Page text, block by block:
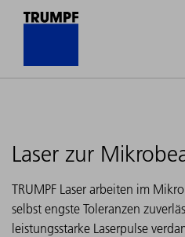
Laser zur
TRUMPF Laser arbeiten im
selbst engste Toleranzen
leistungsstarke Laserpulse